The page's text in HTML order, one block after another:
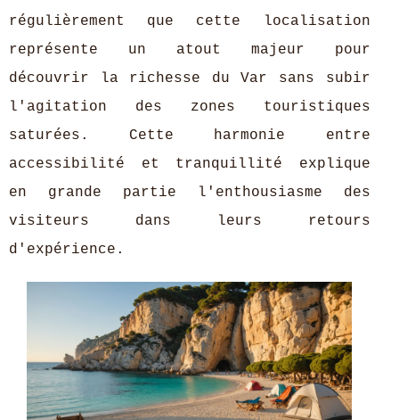
régulièrement que cette localisation
représente un atout majeur pour
découvrir la richesse du Var sans subir
l'agitation des zones touristiques
saturées. Cette harmonie entre
accessibilité et tranquillité explique
en grande partie l'enthousiasme des
visiteurs dans leurs retours
d'expérience.